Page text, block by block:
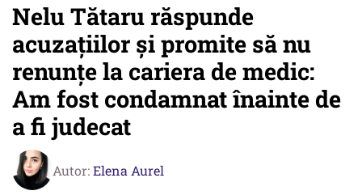
Nelu Tătaru răspunde
acuzațiilor și promite să nu
renunțe la cariera de medic:
Am fost condamnat înainte de
a fi judecat
Autor:Elena Aurel